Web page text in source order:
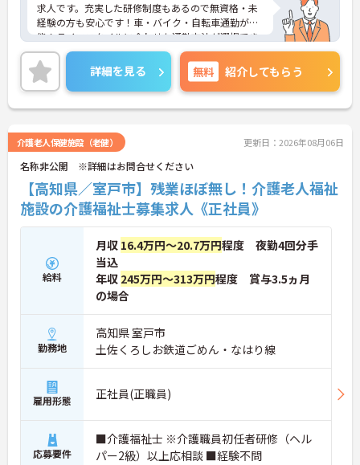
・髪色や髪型、ネイルなどが原則自由となっている
ため、個性を大切にしながら働くことができます
・社員一人ひとりの価値観を尊重する社風のもと
で、無理なくご自身らしく働き続けることが期待で
きます
【全国展開の安定基盤と日勤のみの環境で長期的な
により、安定した環境で長く働き続けることができ
ます
・日勤のみの勤務で転勤の心配もないため、地元で
ご家庭と両立しながら長期的な視点でキャリアを築
けます
求人です。充実した研修制度もあるので無資格・未
経験の方も安心です！車・バイク・自転車通勤が可
能！ライフスタイルに合わせた通勤方法が選択でき
ます。ご興味のある方には、面接対策ポイント等、
さらに詳細をお話ししますのでお気軽にご相談くだ
さい！
詳細を見る 無料 紹介してもらう
介護老人保健施設（老健） 更新日：2026年08月06日
名称非公開 ※詳細はお問合せください
【高知県／室戸市】残業ほぼ無し！介護老人福祉
施設の介護福祉士募集求人《正社員》
給料
月収 16.4万円～20.7万円程度 夜勤4回分手
当込
年収 245万円～313万円程度 賞与3.5ヵ月
の場合
勤務地
高知県 室戸市
土佐くろしお鉄道ごめん・なはり線
雇用形態 正社員(正職員)
応募要件
■介護福祉士 ※介護職員初任者研修（ヘル
パー2級）以上応相談 ■経験不問